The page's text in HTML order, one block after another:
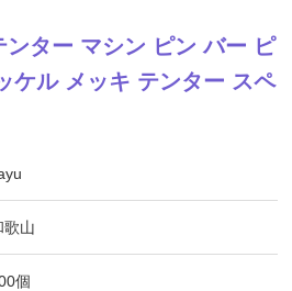
ンター マシン ピン バー ピ
ケル メッキ テンター スペ
歌山
個